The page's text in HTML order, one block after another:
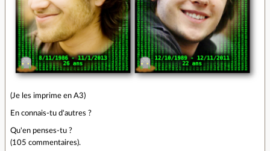
(Je les imprime en A3)
En connais-tu d'autres ?
Qu'en penses-tu ?
(105 commentaires).